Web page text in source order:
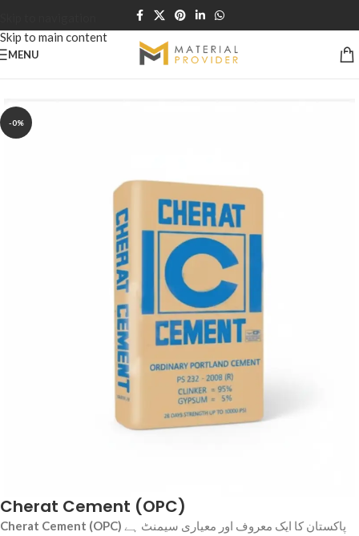
Skip to main content
MENU
-0%
Cherat Cement (OPC)
Cherat Cement (OPC)